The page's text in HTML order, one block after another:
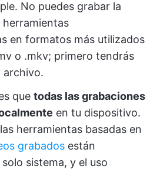
No puedes grabar la
herramientas
en formatos más utilizados
o .mkv; primero tendrás
archivo.
que todas las grabaciones
en tu dispositivo.
herramientas basadas en
grabados están
sistema, y el uso